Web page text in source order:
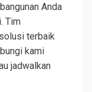
Anda
Tim
terbaik
kami
jadwalkan